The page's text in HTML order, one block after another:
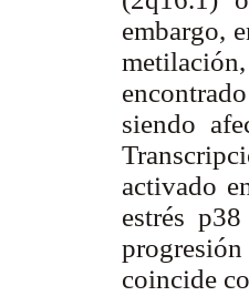
embargo,
siendo
activado
estrés
coincide